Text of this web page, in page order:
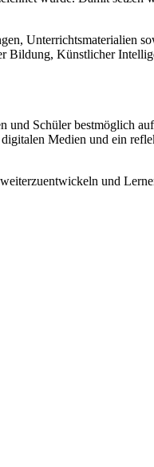
Unterrichtsmaterialien
Bildung, Künstlicher
Schüler bestmöglich
Medien und ein
und